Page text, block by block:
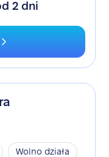
2 dni
Wolno działa